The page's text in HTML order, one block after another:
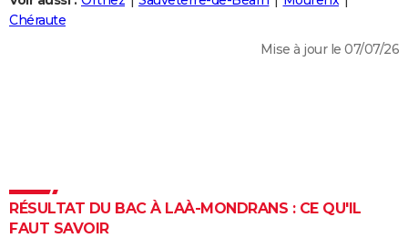
Destinations
City break
Voyage nature
Voyage de noces
Forum
Climat
+
PHOTO
Dictionnaire
Biographies
Citations
Expressions
Proverbes
PROGRAMME TV
Chéraute
Mise à jour le 07/07/26
RÉSULTAT DU BAC À LAÀ-MONDRANS : CE QU'IL
FAUT SAVOIR